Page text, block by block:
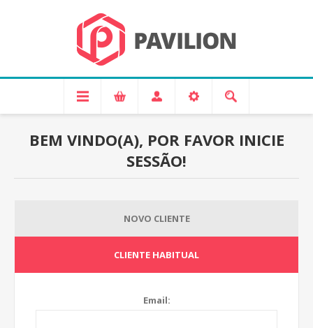
BEM VINDO(A), POR FAVOR INICIE
SESSÃO!
NOVO CLIENTE
CLIENTE HABITUAL
Email: